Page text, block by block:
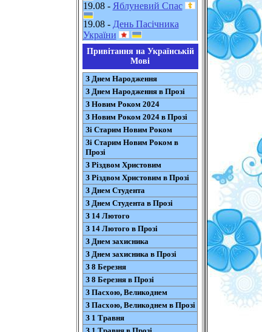
19.08 - Яблуневий Спас
19.08 - День Пасічника
України
Привітання на Українській
Мові
З Днем Народження
З Днем Народження в Прозі
З Новим Роком 2024
З Новим Роком 2024 в Прозі
Зі Старим Новим Роком
Зі Старим Новим Роком в
Прозі
З Різдвом Христовим
З Різдвом Христовим в Прозі
З Днем Студента
З Днем Студента в Прозі
З 14 Лютого
З 14 Лютого в Прозі
З Днем захисника
З Днем захисника в Прозі
З 8 Березня
З 8 Березня в Прозі
З Пасхою, Великоднем
З Пасхою, Великоднем в Прозі
З 1 Травня